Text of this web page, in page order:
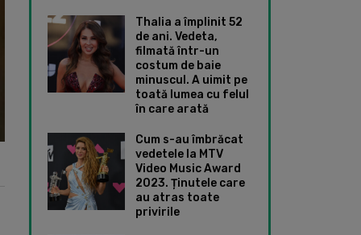
Thalia a împlinit 52
de ani. Vedeta,
filmată într-un
costum de baie
minuscul. A uimit pe
toată lumea cu felul
în care arată
Cum s-au îmbrăcat
vedetele la MTV
Video Music Award
2023. Ținutele care
au atras toate
privirile